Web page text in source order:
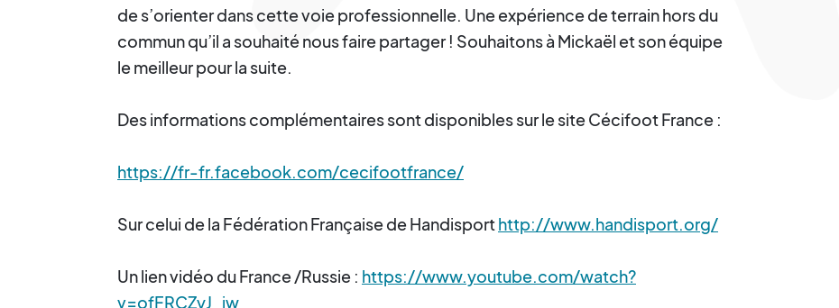
de s’orienter dans cette voie professionnelle. Une expérience de terrain hors du
commun qu’il a souhaité nous faire partager ! Souhaitons à Mickaël et son équipe
le meilleur pour la suite.
Des informations complémentaires sont disponibles sur le site Cécifoot France :
https://fr-fr.facebook.com/cecifootfrance/
Sur celui de la Fédération Française de Handisporthttp://www.handisport.org/
Un lien vidéo du France /Russie : https://www.youtube.com/watch?
v=ofFRCZyJ_jw